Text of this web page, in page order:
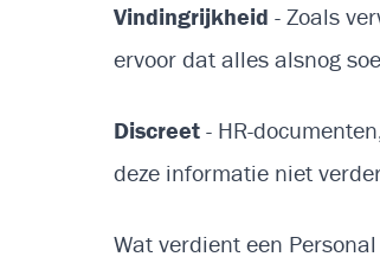
Vindingrijkheid - Zoals
ervoor dat alles alsnog
Discreet - HR-
deze informatie niet
Wat verdient een